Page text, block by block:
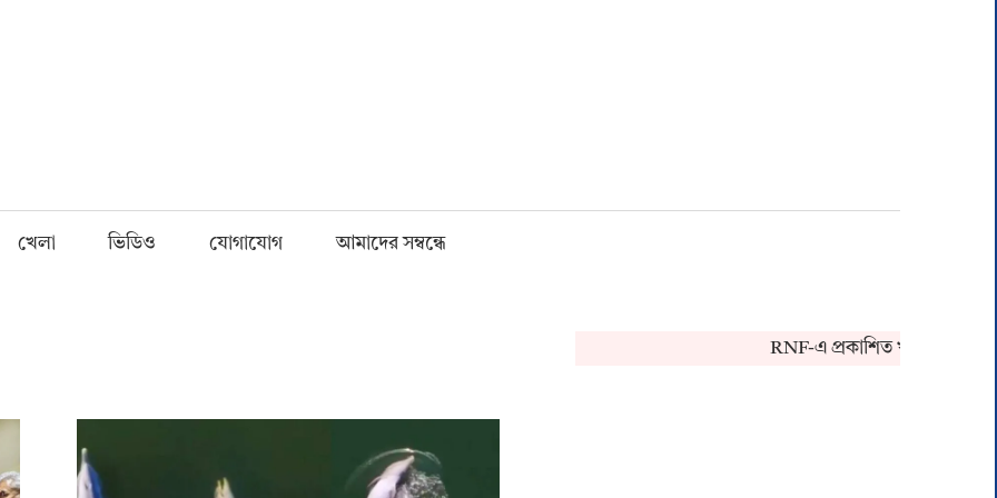
খেলা ভিডিও যোগাযোগ আমাদের সম্বন্ধে
RNF-এ প্রকাশিত খবর সংক্রান্ত কোনও